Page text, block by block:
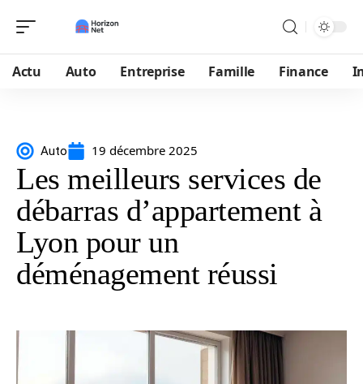
Actu Auto Entreprise Famille Finance
Auto 19 décembre 2025
Les meilleurs services de
débarras d’appartement à
Lyon pour un
déménagement réussi